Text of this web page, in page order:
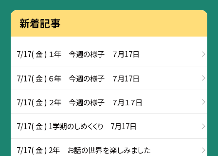
新着記事
7/17( 金 ) １年 今週の様子 ７月17日
7/17( 金 ) ６年 今週の様子 ７月17日
7/17( 金 ) ２年 今週の様子 ７月１７日
7/17( 金 ) 1学期のしめくくり 7月17日
7/17( 金 ) 2年 お話の世界を楽しみました